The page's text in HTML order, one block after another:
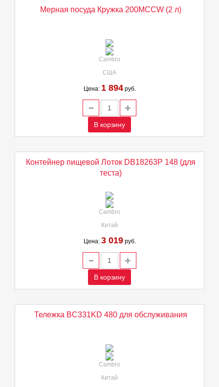
Мерная посуда Кружка 200MCCW (2 л)
Cambro
США
Цена: 1 894руб.
В корзину
Контейнер пищевой Лоток DB18263P 148 (для
теста)
Cambro
Китай
Цена: 3 019руб.
В корзину
Тележка BC331KD 480 для обслуживания
Cambro
Китай